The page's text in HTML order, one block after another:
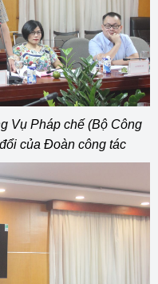
Vụ Pháp chế (Bộ Công
của Đoàn công tác